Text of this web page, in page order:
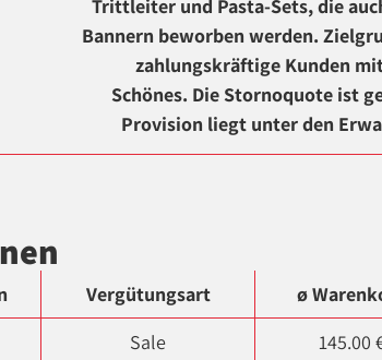
Trittleiter und Pasta-Sets, die
Bannern beworben werden.
zahlungskräftige Kunden
Schönes. Die Stornoquote ist
Provision liegt unter den
Vergütungsart
ø
Sale 145.00